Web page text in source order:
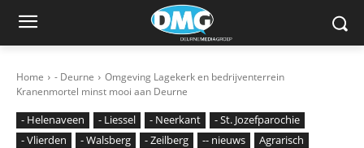
Home - Deurne
Omgeving Lagekerk en bedrijventerrein
Kranenmortel minst mooi aan Deurne
- Helenaveen - Liessel - Neerkant
- St. Jozefparochie
- Vlierden
- Walsberg - Zeilberg -- nieuws
Agrarisch